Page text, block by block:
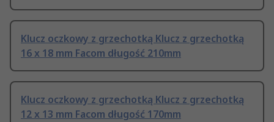
Klucz oczkowy z grzechotką Klucz z grzechotką
16 x 18 mm Facom długość 210mm
Klucz oczkowy z grzechotką Klucz z grzechotką
12 x 13 mm Facom długość 170mm